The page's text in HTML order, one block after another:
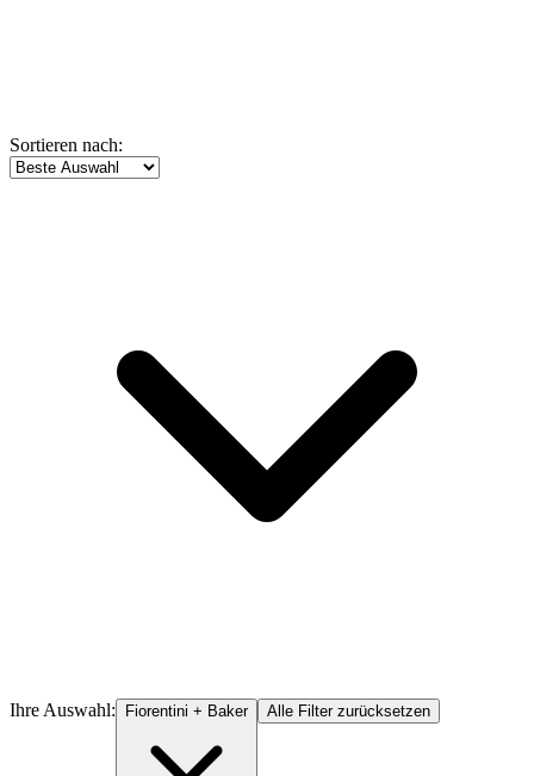
Sortieren nach:
Ihre Auswahl: Fiorentini + Baker Alle Filter zurücksetzen